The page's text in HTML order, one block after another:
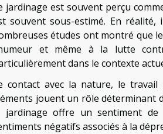
jardinage est souvent perçu
souvent sous-estimé. En
études ont montré que
et même à la lutte
dans le contexte
contact avec la nature, le
jouent un rôle déterminant
jardinage offre un sentiment
négatifs associés à la